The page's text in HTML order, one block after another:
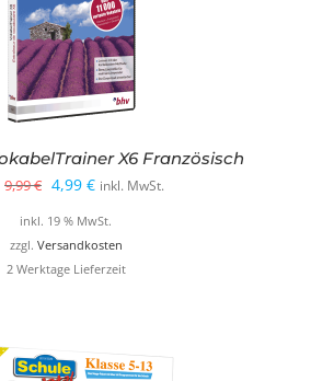
X6 Französisch
9,99€ Ursprünglicher
Preis
war:
9,99 €
4,99 €Aktueller
Preis
ist:
4,99 €.
inkl. MwSt.
inkl. 19 % MwSt.
zzgl. Versandkosten
2 Werktage Lieferzeit